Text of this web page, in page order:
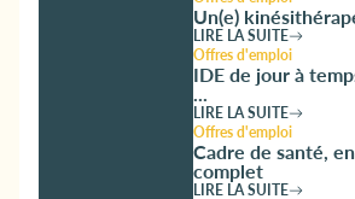
Un(e)
LIRE LA SUITE
Offres d'emploi
IDE de jour à
...
LIRE LA SUITE
Offres d'emploi
Cadre de santé,
complet
LIRE LA SUITE